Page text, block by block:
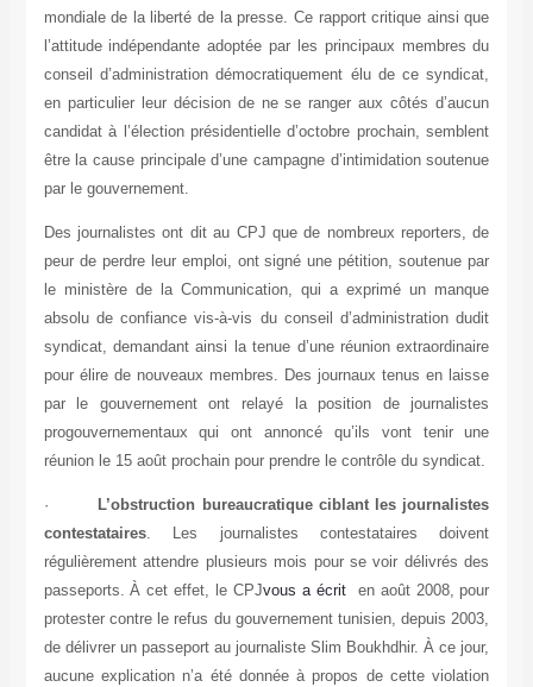
mondiale de la liberté de la presse. Ce rapport critique ainsi que
l’attitude indépendante adoptée par les principaux membres du
conseil d’administration démocratiquement élu de ce syndicat,
en particulier leur décision de ne se ranger aux côtés d’aucun
candidat à l’élection présidentielle d’octobre prochain, semblent
être la cause principale d’une campagne d’intimidation soutenue
par le gouvernement.
Des journalistes ont dit au CPJ que de nombreux reporters, de
peur de perdre leur emploi, ont signé une pétition, soutenue par
le ministère de la Communication, qui a exprimé un manque
absolu de confiance vis-à-vis du conseil d’administration dudit
syndicat, demandant ainsi la tenue d’une réunion extraordinaire
pour élire de nouveaux membres. Des journaux tenus en laisse
par le gouvernement ont relayé la position de journalistes
progouvernementaux qui ont annoncé qu’ils vont tenir une
réunion le 15 août prochain pour prendre le contrôle du syndicat.
·
L’obstruction bureaucratique ciblant les journalistes
contestataires. Les journalistes contestataires doivent
régulièrement attendre plusieurs mois pour se voir délivrés des
passeports. À cet effet, le CPJvous a écrit
en août 2008, pour
protester contre le refus du gouvernement tunisien, depuis 2003,
de délivrer un passeport au journaliste Slim Boukhdhir. À ce jour,
aucune explication n’a été donnée à propos de cette violation